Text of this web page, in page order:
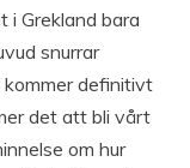
i Grekland bara
snurrar
definitivt
det att bli vårt
om hur